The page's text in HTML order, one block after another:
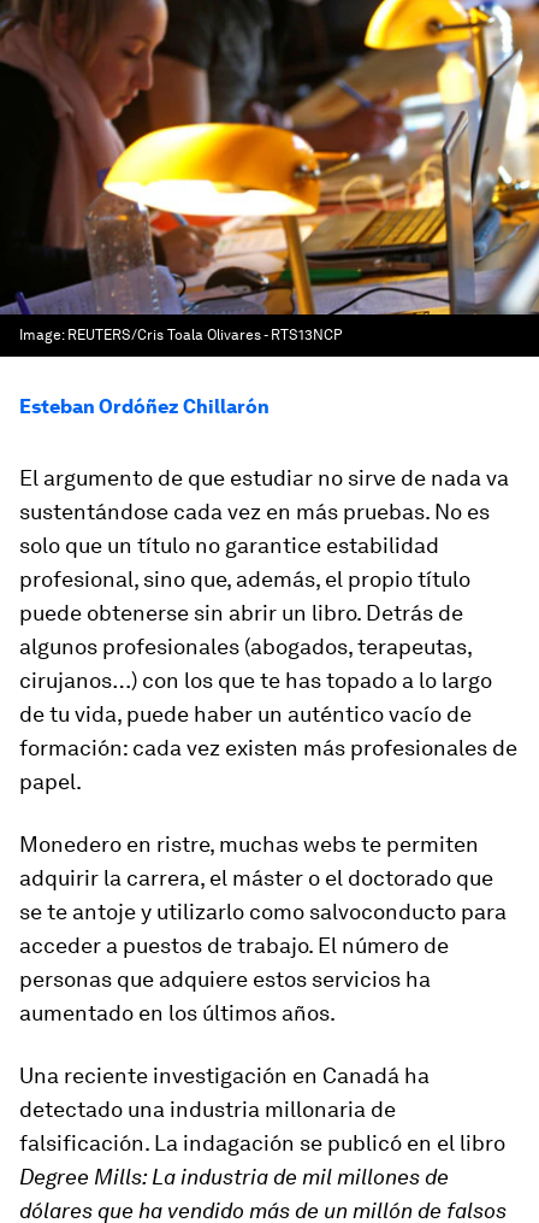
Image: REUTERS/Cris Toala Olivares - RTS13NCP
Esteban Ordóñez Chillarón
El argumento de que estudiar no sirve de nada va
sustentándose cada vez en más pruebas. No es
solo que un título no garantice estabilidad
profesional, sino que, además, el propio título
puede obtenerse sin abrir un libro. Detrás de
algunos profesionales (abogados, terapeutas,
cirujanos…) con los que te has topado a lo largo
de tu vida, puede haber un auténtico vacío de
formación: cada vez existen más profesionales de
papel.
Monedero en ristre, muchas webs te permiten
adquirir la carrera, el máster o el doctorado que
se te antoje y utilizarlo como salvoconducto para
acceder a puestos de trabajo. El número de
personas que adquiere estos servicios ha
aumentado en los últimos años.
Una reciente investigación en Canadá ha
detectado una industria millonaria de
falsificación. La indagación se publicó en el libro
Degree Mills: La industria de mil millones de
dólares que ha vendido más de un millón de falsos